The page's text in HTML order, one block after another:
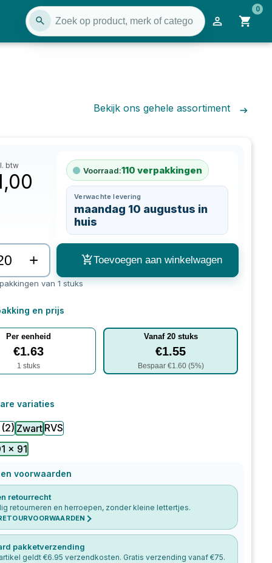
0
Bekijk ons gehele assortiment
btw Voorraad:110 verpakkingen
Verwachte levering
maandag 10 augustus in
huis
+ Toevoegen aan winkelwagen
van 1 stuks
en prijs
Per eenheid
€1.63
1 stuks
Vanaf 20stuks
€1.55
Bespaar €1.60(5%)
variaties
Zwart RVS
x 91
voorwaarden
retourrecht
retourneren en herroepen, zonder kleine lettertjes.
pakketverzending
geldt €6.95 verzendkosten. Gratis verzending vanaf €75.